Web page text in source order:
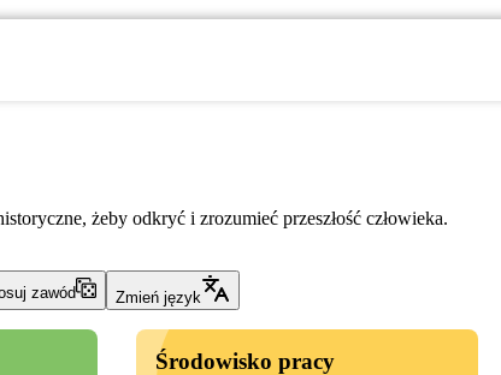
żeby odkryć i zrozumieć przeszłość człowieka.
zawód Zmień język
Środowisko pracy